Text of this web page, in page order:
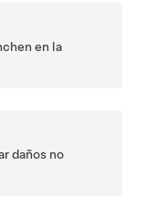
en la
daños no